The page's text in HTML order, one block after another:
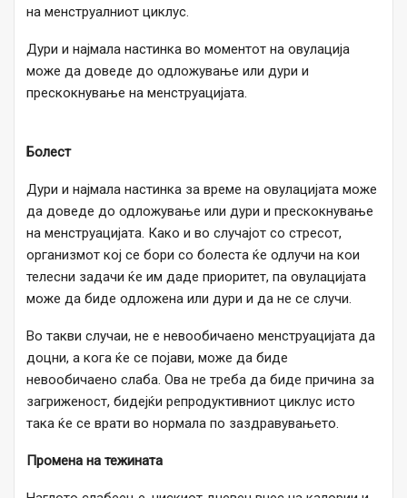
на менструалниот циклус.
Дури и најмала настинка во моментот на овулација
може да доведе до одложување или дури и
прескокнување на менструацијата.
Болест
Дури и најмала настинка за време на овулацијата може
да доведе до одложување или дури и прескокнување
на менструацијата. Како и во случајот со стресот,
организмот кој се бори со болеста ќе одлучи на кои
телесни задачи ќе им даде приоритет, па овулацијата
може да биде одложена или дури и да не се случи.
Во такви случаи, не е невообичаено менструацијата да
доцни, а кога ќе се појави, може да биде
невообичаено слаба. Ова не треба да биде причина за
загриженост, бидејќи репродуктивниот циклус исто
така ќе се врати во нормала по заздравувањето.
Промена на тежината